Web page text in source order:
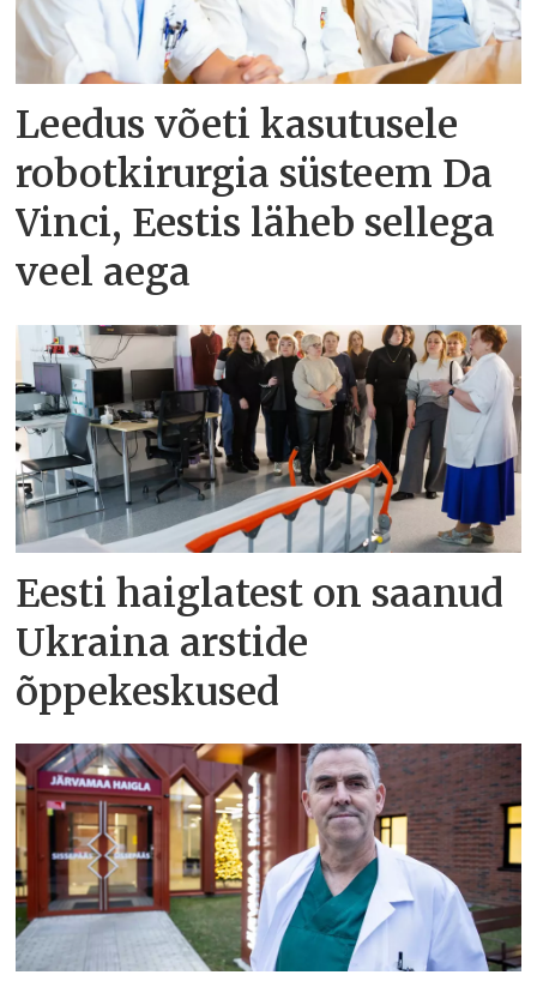
Leedus võeti kasutusele
robotkirurgia süsteem Da
Vinci, Eestis läheb sellega
veel aega
Eesti haiglatest on saanud
Ukraina arstide
õppekeskused